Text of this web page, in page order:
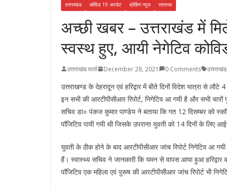
उत्तराखंड कोविड 19 अपडेट ब्रेकिंग न्यूज़ स्वास्थ्य
अच्छी खबर – उत्तराखंड में
स्वस्थ हुए, आयी नेगेटिव कोविड
उत्तराखंड वार्ता December 28, 2021 0 Comments उत्तराखंड,
उत्तराखण्ड के देहरादून एवं हरिद्वार में बीते दिनों विदेश यात्रा से
इन सभी की आरटीपीसीआर रिपोर्ट, निगेटिव आ गयी है और सभी
सचिव डा० पंकज कुमार पाण्डेय ने बताया कि गत 12 दिसम्बर को
पॉजिटिव पायी गयी थी जिसके उपरान्त युवती को 14 दिनों के लिए
युवती के ठीक होने के बाद आरटीपीसीआर जांच रिपोर्ट निगेटिव आ
हैं। स्वास्थ्य सचिव ने जानकारी कि यमन से वापस आया हुआ
पॉजिटिव एक महिला एवं पुरूष की आरटीपीसीआर जांच रिपोर्ट भी